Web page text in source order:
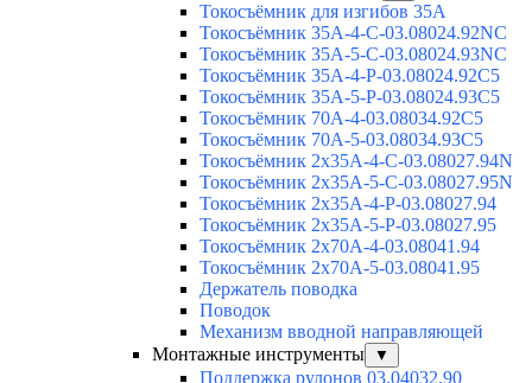
Токосъёмник для изгибов 35А
Токосъёмник 35А-4-С-03.08024.92NC
Токосъёмник 35А-5-С-03.08024.93NC
Токосъёмник 35А-4-Р-03.08024.92C5
Токосъёмник 35А-5-Р-03.08024.93C5
Токосъёмник 70А-4-03.08034.92C5
Токосъёмник 70А-5-03.08034.93C5
Токосъёмник 2х35А-4-С-03.08027.94N
Токосъёмник 2х35А-5-С-03.08027.95N
Токосъёмник 2х35А-4-Р-03.08027.94
Токосъёмник 2х35А-5-Р-03.08027.95
Токосъёмник 2х70А-4-03.08041.94
Токосъёмник 2х70А-5-03.08041.95
Держатель поводка
Поводок
Механизм вводной направляющей
Монтажные инструменты
▼
Поддержка рулонов 03.04032.90